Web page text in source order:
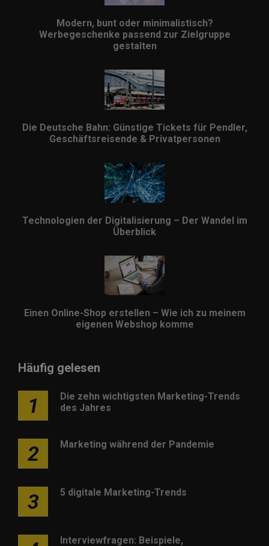
Modern, bunt oder minimalistisch?
Werbegeschenke passend zur Zielgruppe
gestalten
Die Deutsche Bahn: Günstige Tickets für Pendler,
Geschäftsreisende & Privatpersonen
Technologien der Digitalisierung – Der Wandel im
Überblick
Einen Online-Shop erstellen – Wie ich zu meinem
eigenen Webshop komme
Häufig gelesen
1
Die zehn wichtigsten Marketing-Trends
des Jahres
2 Marketing während der Pandemie
3 5 digitale Marketing-Trends
Interviewfragen: Beispiele,